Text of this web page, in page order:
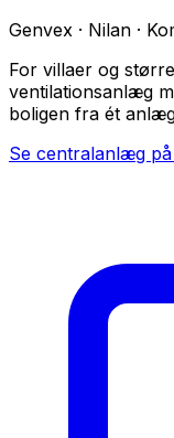
Genvex · Nilan ·
For villaer og
ventilationsanlæg
boligen fra ét
Se centralanlæg på